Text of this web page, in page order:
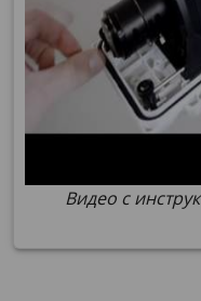
Видео с